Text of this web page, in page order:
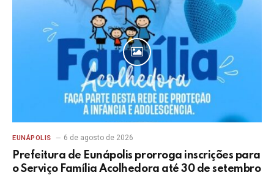
EUNÁPOLIS 6 de agosto de 2026
Prefeitura de Eunápolis prorroga inscrições para
o Serviço Família Acolhedora até 30 de setembro